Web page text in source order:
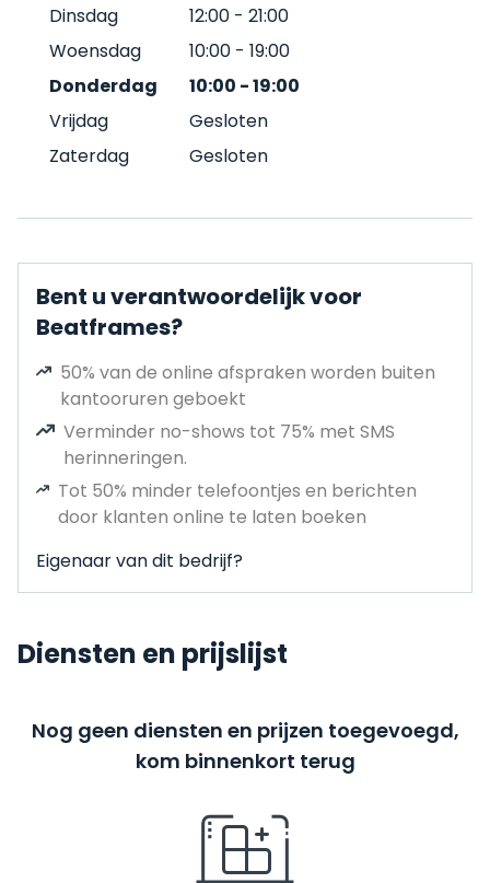
Dinsdag
12:00 - 21:00
Woensdag
10:00 - 19:00
Donderdag
10:00 -19:00
Vrijdag
Gesloten
Zaterdag
Gesloten
Bent u verantwoordelijk voor
Beatframes?
50% van de online afspraken worden buiten
kantooruren geboekt
Verminder no-shows tot 75% met SMS
herinneringen.
Tot 50% minder telefoontjes en berichten
door klanten online te laten boeken
Eigenaar van dit bedrijf?
Diensten en prijslijst
Nog geen diensten en prijzen toegevoegd,
kom binnenkort terug